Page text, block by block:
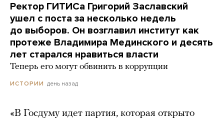
Ректор ГИТИСа Григорий Заславский
ушел с поста за несколько недель
до выборов. Он возглавил институт как
протеже Владимира Мединского и десять
лет старался нравиться власти
Теперь его могут обвинить в коррупции
ИСТОРИИ день назад
«В Госдуму идет партия, которая открыто